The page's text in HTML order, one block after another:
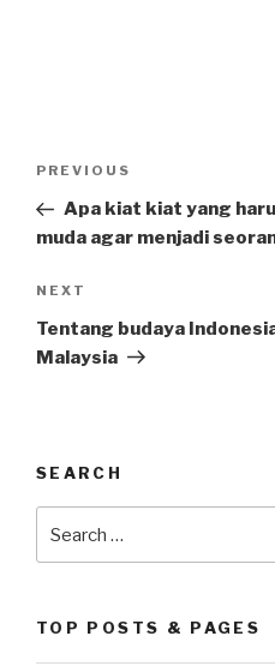
Previous
Post
PREVIOUS
Apa kiat kiat yang
muda agar menjadi
Next
Post
NEXT
Tentang budaya
Malaysia
SEARCH
for:
TOP POSTS & PAGES